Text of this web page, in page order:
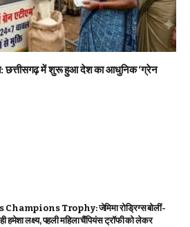
छत्तीसगढ़ में शुरू हुआ देश का आधुनिक ‘ग्रेन
Champions Trophy: जेमिमा रोड्रिग्स बोलीं-
हमेशा लक्ष्य, पहली महिला चैंपियंस ट्रॉफी को लेकर